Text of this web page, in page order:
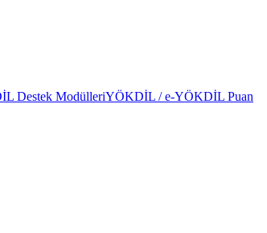
Destek ModülleriYÖKDİL / e-YÖKDİL Puan